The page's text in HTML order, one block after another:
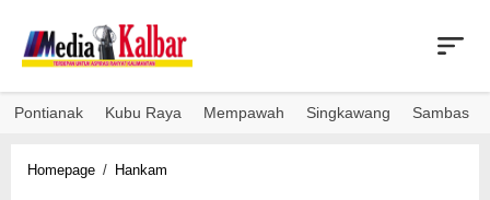
content
Pontianak Kubu Raya Mempawah Singkawang Sambas
Homepage / Hankam